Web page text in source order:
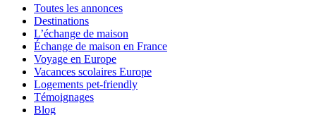
Toutes les annonces
Destinations
L’échange de maison
Échange de maison en France
Voyage en Europe
Vacances scolaires Europe
Logements pet-friendly
Témoignages
Blog